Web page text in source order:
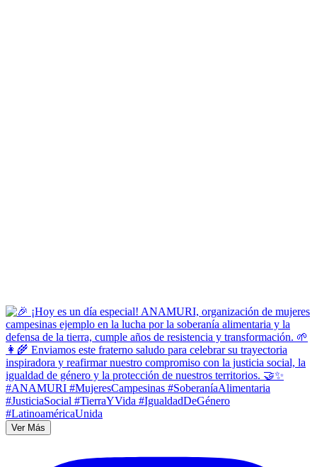
Ver Más